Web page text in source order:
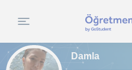
Damla